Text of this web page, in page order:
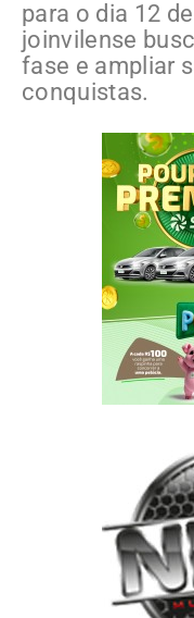
para o dia 12
joinvilense
fase e ampliar
conquistas.